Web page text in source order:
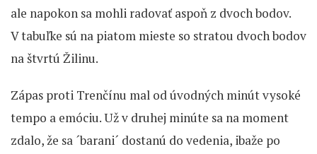
ale napokon sa mohli radovať aspoň z dvoch bodov.
V tabuľke sú na piatom mieste so stratou dvoch bodov
na štvrtú Žilinu.
Zápas proti Trenčínu mal od úvodných minút vysoké
tempo a emóciu. Už v druhej minúte sa na moment
zdalo, že sa ´barani´ dostanú do vedenia, ibaže po